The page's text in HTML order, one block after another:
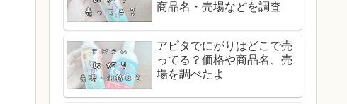
商品名・売場などを調査
アピタでにがりはどこで売
ってる？価格や商品名、売
場を調べたよ